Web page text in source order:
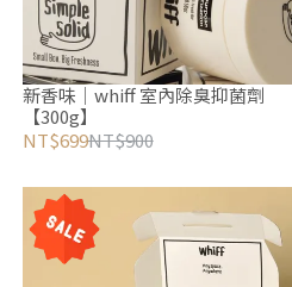
新香味｜whiff 室內除臭抑菌劑
【300g】
NT$699NT$900